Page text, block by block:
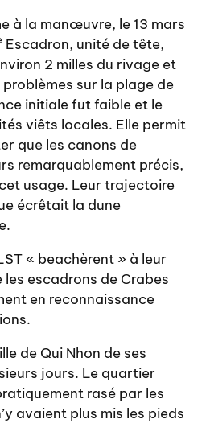
à la manœuvre, le 13 mars
Escadron, unité de tête,
2 milles du rivage et
sur la plage de
initiale fut faible et le
viêts locales. Elle permit
que les canons de
remarquablement précis,
usage. Leur trajectoire
écrêtait la dune
« beachèrent » à leur
escadrons de Crabes
en reconnaissance
de Qui Nhon de ses
jours. Le quartier
rasé par les
avaient plus mis les pieds